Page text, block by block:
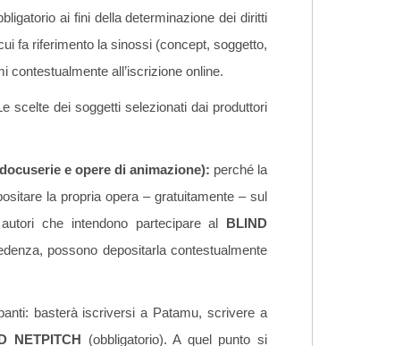
ai fini della determinazione dei diritti
fa riferimento la sinossi (concept, soggetto,
contestualmente all’iscrizione online.
scelte dei soggetti selezionati dai produttori
e opere di animazione): perché la
la propria opera – gratuitamente – sul
che intendono partecipare al
BLIND
possono depositarla contestualmente
basterà iscriversi a Patamu, scrivere a
NETPITCH (obbligatorio). A quel punto si